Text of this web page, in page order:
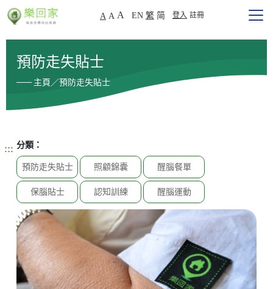
A A A EN 繁 简 登入 註冊
預防走失貼士
主頁／預防走失貼士
::: 分類：
預防走失貼士 照顧錦囊 醒腦餐單
保腦貼士 認知訓練 醒腦運動